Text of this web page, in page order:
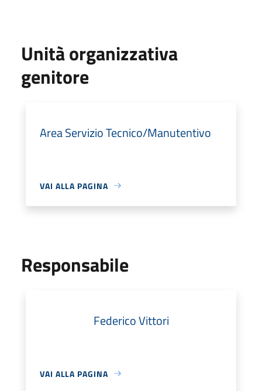
Unità organizzativa
genitore
Area Servizio Tecnico/Manutentivo
VAI ALLA PAGINA
Responsabile
Federico Vittori
VAI ALLA PAGINA